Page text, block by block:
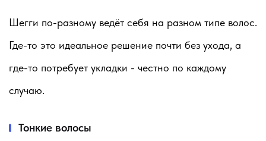
Шегги по-разному ведёт себя на разном типе волос.
Где-то это идеальное решение почти без ухода, а
где-то потребует укладки - честно по каждому
случаю.
Тонкие волосы